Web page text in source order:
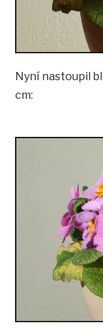
Nyní nastoupil
cm: